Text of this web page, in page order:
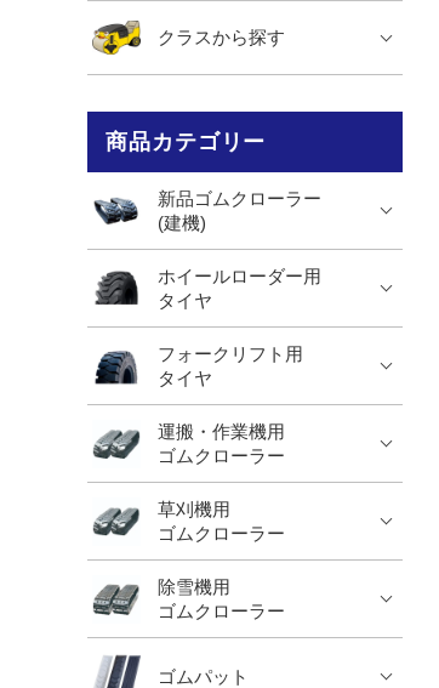
クラスから探す
商品カテゴリー
新品ゴムクローラー
(建機)
ホイールローダー用
タイヤ
フォークリフト用
タイヤ
運搬・作業機用
ゴムクローラー
草刈機用
ゴムクローラー
除雪機用
ゴムクローラー
ゴムパット